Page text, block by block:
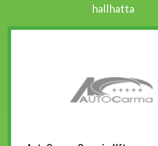
hallhatta